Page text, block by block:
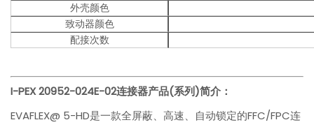
外壳颜色
致动器颜色
配接次数
I-PEX20952-024E-02连接器产品(系列)简介：
EVAFLEX@ 5-HD是一款全屏蔽、高速、自动锁定的FFC/FPC连